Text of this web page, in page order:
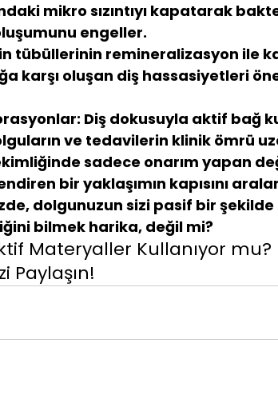
mikro sızıntıyı kapatarak
engeller.
tübüllerinin remineralizasyon ile
karşı oluşan diş hassasiyetleri
Diş dokusuyla aktif bağ
ve tedavilerin klinik ömrü
sadece onarım yapan
bir yaklaşımın kapısını
dolgunuzun sizi pasif bir
bilmek harika, değil mi?
Materyaller Kullanıyor mu?
Paylaşın!